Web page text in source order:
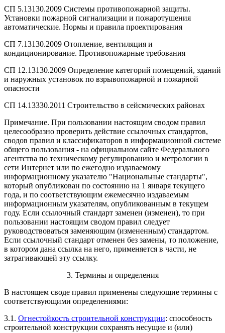
СП 5.13130.2009 Системы противопожарной защиты.
Установки пожарной сигнализации и пожаротушения
автоматические. Нормы и правила проектирования
СП 7.13130.2009 Отопление, вентиляция и
кондиционирование. Противопожарные требования
СП 12.13130.2009 Определение категорий помещений, зданий
и наружных установок по взрывопожарной и пожарной
опасности
СП 14.13330.2011 Строительство в сейсмических районах
Примечание. При пользовании настоящим сводом правил
целесообразно проверить действие ссылочных стандартов,
сводов правил и классификаторов в информационной системе
общего пользования - на официальном сайте Федерального
агентства по техническому регулированию и метрологии в
сети Интернет или по ежегодно издаваемому
информационному указателю "Национальные стандарты",
который опубликован по состоянию на 1 января текущего
года, и по соответствующим ежемесячно издаваемым
информационным указателям, опубликованным в текущем
году. Если ссылочный стандарт заменен (изменен), то при
пользовании настоящим сводом правил следует
руководствоваться заменяющим (измененным) стандартом.
Если ссылочный стандарт отменен без замены, то положение,
в котором дана ссылка на него, применяется в части, не
затрагивающей эту ссылку.
3. Термины и определения
В настоящем своде правил применены следующие термины с
соответствующими определениями:
3.1. Огнестойкость строительной конструкции: способность
строительной конструкции сохранять несущие и (или)